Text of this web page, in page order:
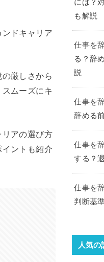
ドキャリア
厳しさから
ムーズにキ
アの選び方
ントも紹介
には？
も解説
仕事を
る？辞
説
仕事を
辞める
仕事を
する？
仕事を
判断基
人気の